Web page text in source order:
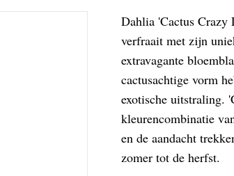
Dahlia 'Cactus Crazy
verfraait met zijn
extravagante
cactusachtige vorm
exotische uitstraling.
kleurencombinatie
en de aandacht
zomer tot de herfst.